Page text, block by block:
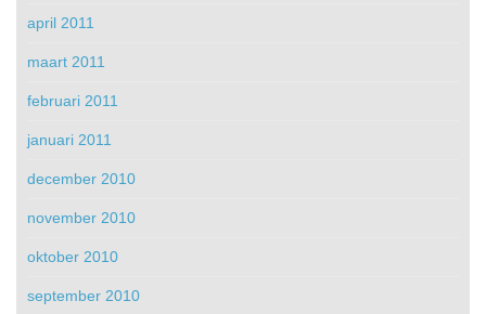
april 2011
maart 2011
februari 2011
januari 2011
december 2010
november 2010
oktober 2010
september 2010